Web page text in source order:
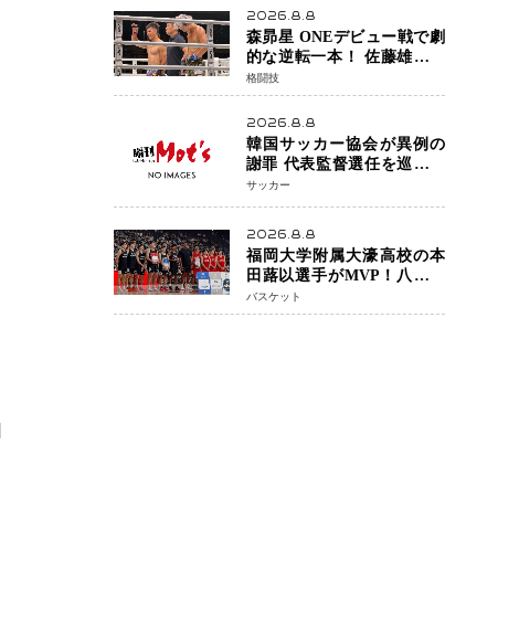
のために750万円を使いた
い」
2026.8.8
森昴星 ONEデビュー戦で劇
的な逆転一本！ 佐藤雄介の
強烈な打撃を耐え抜き、リ
アネイキッドチョークで勝
利
格闘技
2026.8.8
韓国サッカー協会が異例の
謝罪 代表監督選任を巡る疑
惑など相次ぐ問題「組織の
刷新」誓う
サッカー
2026.8.8
福岡大学附属大濠高校の本
田蕗以選手がMVP！八村塁
主宰「BLACK SAMURAI
SUMMIT 2026」で存在感
バスケット